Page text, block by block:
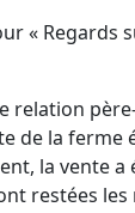
« Regards
relation
de la
la vente
restées les